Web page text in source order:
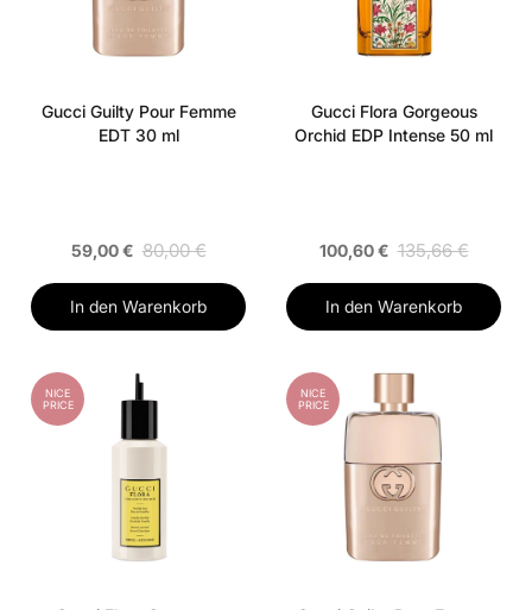
Gucci Guilty Pour Femme
EDT 30 ml
59,00 € 80,00 €
In den Warenkorb
Gucci Flora Gorgeous
Orchid EDP Intense 50 ml
100,60 € 135,66 €
In den Warenkorb
NICE
PRICE
NICE
PRICE